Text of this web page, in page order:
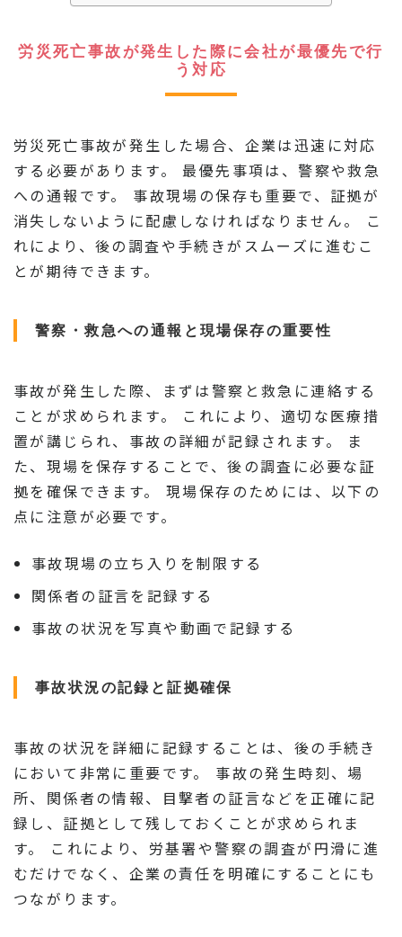
労災死亡事故が発生した際に会社が最優先で行
う対応
労災死亡事故が発生した場合、企業は迅速に対応
する必要があります。 最優先事項は、警察や救急
への通報です。 事故現場の保存も重要で、証拠が
消失しないように配慮しなければなりません。 こ
れにより、後の調査や手続きがスムーズに進むこ
とが期待できます。
警察・救急への通報と現場保存の重要性
事故が発生した際、まずは警察と救急に連絡する
ことが求められます。 これにより、適切な医療措
置が講じられ、事故の詳細が記録されます。 ま
た、現場を保存することで、後の調査に必要な証
拠を確保できます。 現場保存のためには、以下の
点に注意が必要です。
事故現場の立ち入りを制限する
関係者の証言を記録する
事故の状況を写真や動画で記録する
事故状況の記録と証拠確保
事故の状況を詳細に記録することは、後の手続き
において非常に重要です。 事故の発生時刻、場
所、関係者の情報、目撃者の証言などを正確に記
録し、証拠として残しておくことが求められま
す。 これにより、労基署や警察の調査が円滑に進
むだけでなく、企業の責任を明確にすることにも
つながります。